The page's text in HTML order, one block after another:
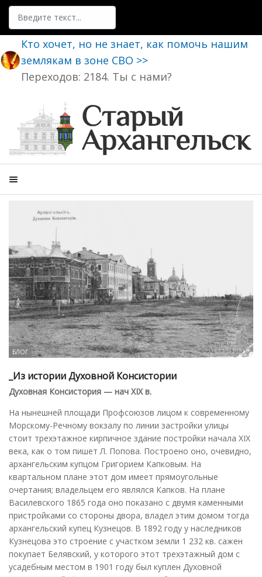
Поиск
Кто хочет, но не знает, как помочь нашим
землякам в зоне СВО >>
Переходов: 2184. Ты с нами?
БЛОГ
_Из истории Духовной Консистории
Духовная Консистория — нач XIX в.
На нынешней площади Профсоюзов лицом к современному
Морскому-Речному вокзалу по линии застройки улицы
стоит трехэтажное кирпичное здание постройки начала XIX
века, как о том пишет Л. Попова. Построено оно, очевидно,
архангельским купцом Григорием Капковым. На
квартальном плане этот дом имеет прямоугольные
очертания; владельцем его являлся Капков. На плане
Василевского 1865 года оно показано с двумя каменными
пристройками со стороны двора, владел этим домом тогда
архангельский купец Кузнецов. В 1892 году у наследников
Кузнецова это строение с участком земли 1 232 кв. сажен
покупает Белявский, у которого этот трехэтажный дом с
усадебным местом в 1901 году был куплен Духовной